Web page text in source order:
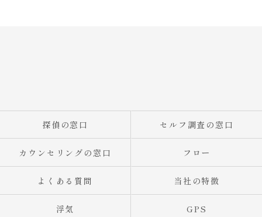
探偵の窓口 セルフ調査の窓口
カウンセリングの窓口 フロー
よくある質問 当社の特徴
浮気 GPS